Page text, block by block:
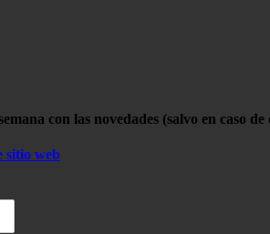
con las novedades (salvo en caso de
sitio web